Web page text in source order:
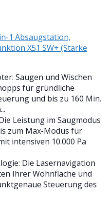
1 Absaugstation,
X51 SW+ (Starke
Saugen und Wischen
für gründliche
und bis zu 160 Min.
Leistung im Saugmodus
zum Max-Modus für
intensiven 10.000 Pa
Die Lasernavigation
Ihrer Wohnfläche und
Steuerung des